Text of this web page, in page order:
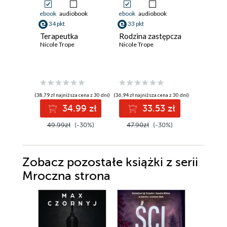
ebook audiobook
34 pkt
Terapeutka
Nicole Trope
(38,79 zł najniższa cena z 30 dni)
34.99 zł
49.99zł (-30%)
ebook audiobook
33 pkt
Rodzina zastępcza
Nicole Trope
(36,94 zł najniższa cena z 30 dni)
33.53 zł
47.90zł (-30%)
Zobacz pozostałe książki z serii
Mroczna strona